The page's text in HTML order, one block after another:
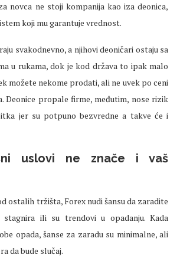
novca ne stoji kompanija kao iza deonica,
koji mu garantuje vrednost.
svakodnevno, a njihovi deoničari ostaju sa
u rukama, dok je kod država to ipak malo
možete nekome prodati, ali ne uvek po ceni
Deonice propale firme, međutim, nose rizik
jer su potpuno bezvredne a takve će i
uslovi ne znače i vaš
ostalih tržišta, Forex nudi šansu da zaradite
ili su trendovi u opadanju. Kada
opada, šanse za zaradu su minimalne, ali
da bude slučaj.